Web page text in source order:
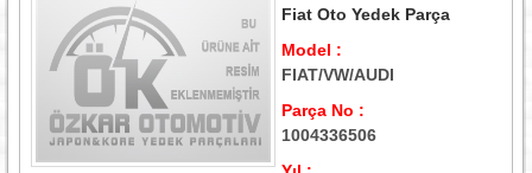
Fiat Oto Yedek Parça
Model :
FIAT/VW/AUDI
Parça No :
1004336506